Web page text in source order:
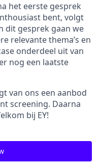
het eerste gesprek
bent, volgt
dit gesprek gaan we
relevante thema’s en
onderdeel uit van
nog een laatste
van ons een aanbod
screening. Daarna
bij EY!